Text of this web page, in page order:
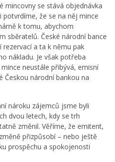
mincovny se stává objednávka
potvrdíme, že se na něj mince
k tomu, abychom
sběratelů. České národní bance
a ta k němu pak
nákladu. Je však potřeba
neustále přibývá, emisní
Českou národní bankou na
nároku zájemců jsme byli
dvou letech, kdy se trh
změnil. Věříme, že emitent,
přizpůsobí – nebo ještě
prospěchu a spokojenosti